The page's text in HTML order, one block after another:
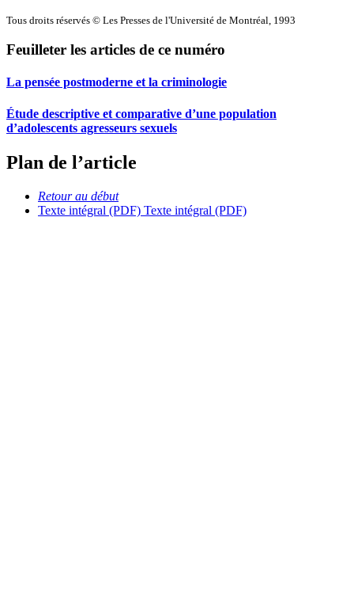
Tous droits réservés © Les Presses de l'Université de Montréal, 1993
Feuilleter les articles de ce numéro
La pensée postmoderne et la criminologie
Étude descriptive et comparative d’une population
d’adolescents agresseurs sexuels
Plan de l’article
Retour au début
Texte intégral (PDF) Texte intégral (PDF)